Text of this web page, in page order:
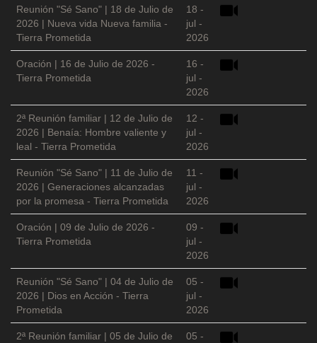
Reunión "Sé Sano" | 18 de Julio de
2026 | Nueva vida Nueva familia -
Tierra Prometida
18 -
jul -
2026
Oración | 16 de Julio de 2026 -
Tierra Prometida
16 -
jul -
2026
2ª Reunión familiar | 12 de Julio de
2026 | Benaía: Hombre valiente y
leal - Tierra Prometida
12 -
jul -
2026
Reunión "Sé Sano" | 11 de Julio de
2026 | Generaciones alcanzadas
por la promesa - Tierra Prometida
11 -
jul -
2026
Oración | 09 de Julio de 2026 -
Tierra Prometida
09 -
jul -
2026
Reunión "Sé Sano" | 04 de Julio de
2026 | Dios en Acción - Tierra
Prometida
05 -
jul -
2026
2ª Reunión familiar | 05 de Julio de
05 -